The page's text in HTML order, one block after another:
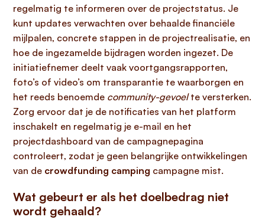
regelmatig te informeren over de projectstatus. Je
kunt updates verwachten over behaalde financiële
mijlpalen, concrete stappen in de projectrealisatie, en
hoe de ingezamelde bijdragen worden ingezet. De
initiatiefnemer deelt vaak voortgangsrapporten,
foto’s of video’s om transparantie te waarborgen en
het reeds benoemde community-gevoelte versterken.
Zorg ervoor dat je de notificaties van het platform
inschakelt en regelmatig je e-mail en het
projectdashboard van de campagnepagina
controleert, zodat je geen belangrijke ontwikkelingen
van de crowdfunding camping campagne mist.
Wat gebeurt er als het doelbedrag niet
wordt gehaald?